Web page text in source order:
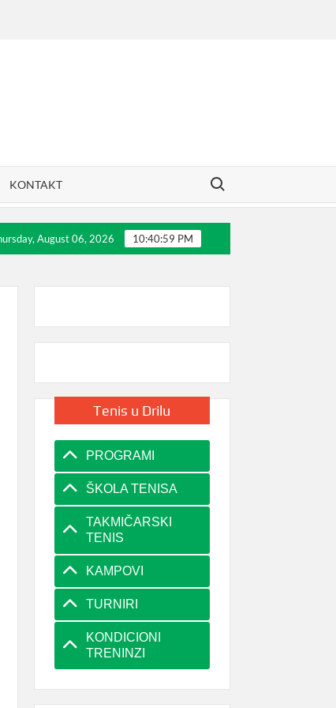
KONTAKT
Search for:
30 godina Dril-a
August 06, 2026 10:40:59 PM
Tenis u Drilu
PROGRAMI
ŠKOLA TENISA
TAKMIČARSKI
TENIS
KAMPOVI
TURNIRI
KONDICIONI
TRENINZI